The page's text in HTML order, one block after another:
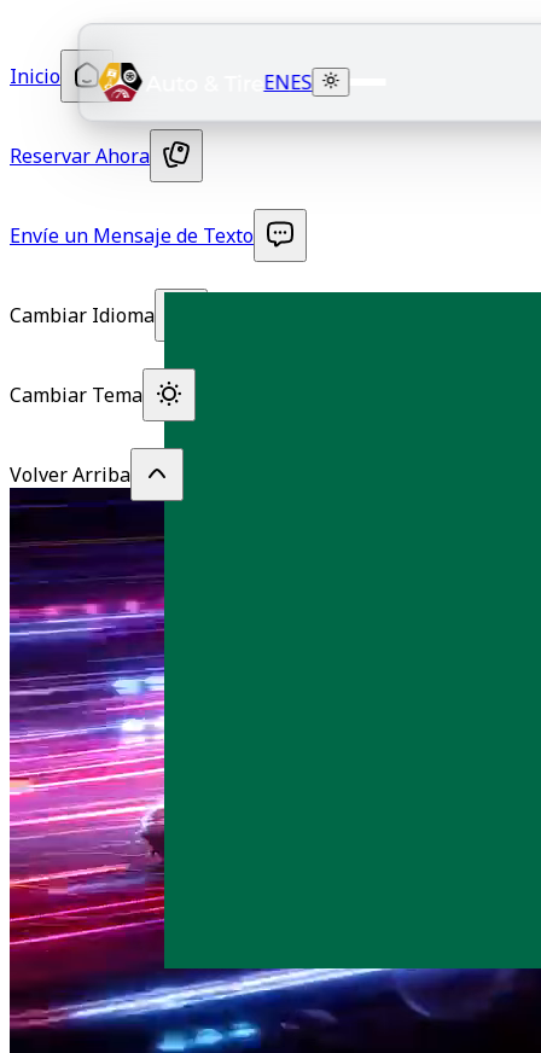
ENES
Inicio
Reservar Ahora
Envíe un Mensaje de Texto
Cambiar Idioma
Cambiar Tema
Volver Arriba